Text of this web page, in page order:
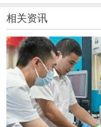
相关资讯